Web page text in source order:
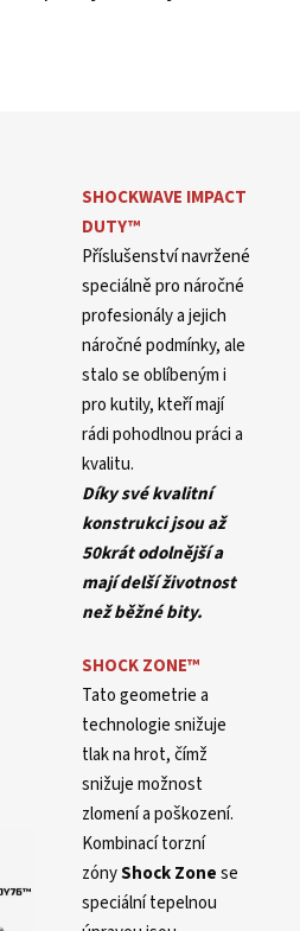
SHOCKWAVE IMPACT
DUTY™
Příslušenství navržené
speciálně pro náročné
profesionály a jejich
náročné podmínky, ale
stalo se oblíbeným i
pro kutily, kteří mají
rádi pohodlnou práci a
kvalitu.
Díky své kvalitní
konstrukci jsou až
50krát odolnější a
mají delší životnost
než běžné bity.
SHOCK ZONE™
Tato geometrie a
technologie snižuje
tlak na hrot, čímž
snižuje možnost
zlomení a poškození.
Kombinací torzní
zónyShock Zonese
speciální tepelnou